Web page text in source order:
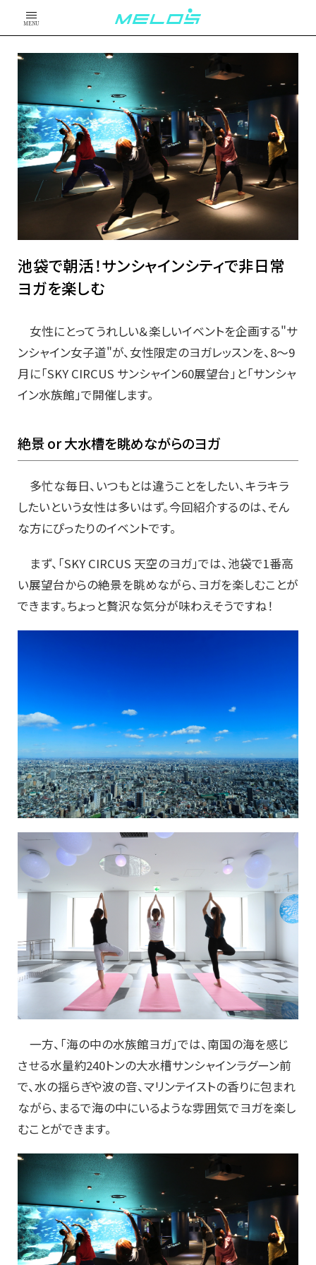
MENU
池袋で朝活！サンシャインシティで非日常
ヨガを楽しむ
女性にとってうれしい＆楽しいイベントを企画する"サ
ンシャイン女子道"が、女性限定のヨガレッスンを、8～9
月に「SKY CIRCUS サンシャイン60展望台」と「サンシャ
イン水族館」で開催します。
絶景 or 大水槽を眺めながらのヨガ
多忙な毎日、いつもとは違うことをしたい、キラキラ
したいという女性は多いはず。今回紹介するのは、そん
な方にぴったりのイベントです。
まず、「SKY CIRCUS 天空のヨガ」では、池袋で1番高
い展望台からの絶景を眺めながら、ヨガを楽しむことが
できます。ちょっと贅沢な気分が味わえそうですね！
一方、「海の中の水族館ヨガ」では、南国の海を感じ
させる水量約240トンの大水槽サンシャインラグーン前
で、水の揺らぎや波の音、マリンテイストの香りに包まれ
ながら、まるで海の中にいるような雰囲気でヨガを楽し
むことができます。